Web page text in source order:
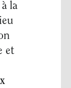
la
et